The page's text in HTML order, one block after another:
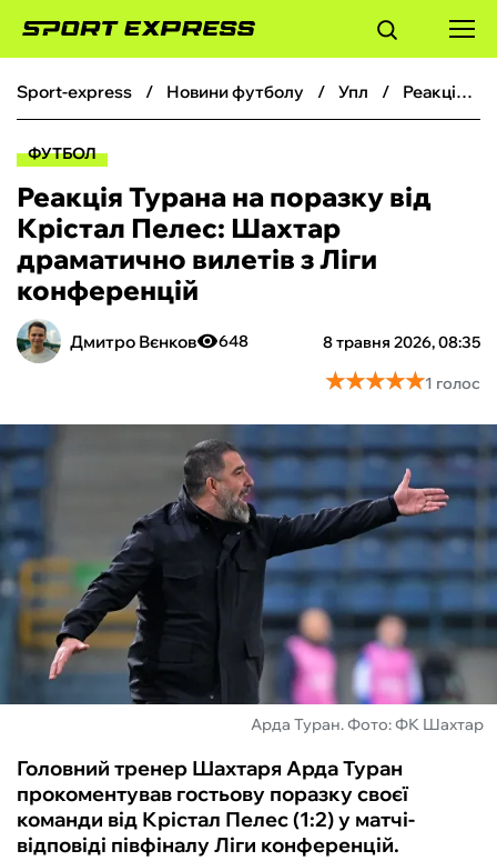
ФУТБОЛ
БОКС
ХОКЕЙ
ТЕНІС
КІБЕРСПОРТ
ФУТЗАЛ
ІНШІ
БУКМЕКЕРИ
sport-express новини футболу упл Реакція Турана на поразку від Крістал Пелес: Шахтар драматично вилетів з Ліги конференцій
ФУТБОЛ
Реакція Турана на поразку від
Крістал Пелес: Шахтар
драматично вилетів з Ліги
конференцій
Дмитро Вєнков 8 травня 2026, 08:35
648
★★★★★
★★★★★1 голос
Арда Туран. Фото: ФК Шахтар
Головний тренер Шахтаря Арда Туран
прокоментував гостьову поразку своєї
команди від Крістал Пелес (1:2) у матчі-
відповіді півфіналу Ліги конференцій.